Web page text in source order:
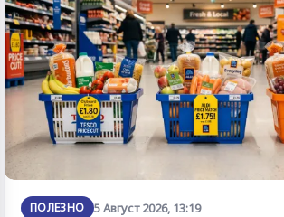
ПОЛЕЗНО 5 Август 2026, 13:19